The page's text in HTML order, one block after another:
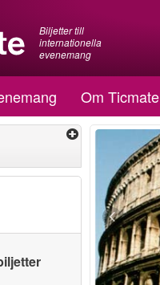
Biljetter till
internationella
evenemang
Om Ticmate